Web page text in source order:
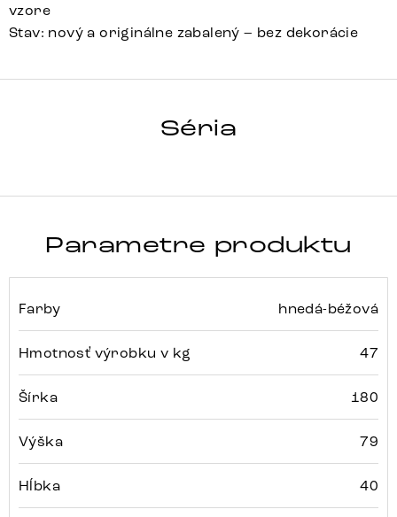
vzore
Stav: nový a originálne zabalený – bez dekorácie
Séria
Parametre produktu
Farby hnedá-béžová
Hmotnosť výrobku v kg 47
Šírka 180
Výška 79
Hĺbka 40